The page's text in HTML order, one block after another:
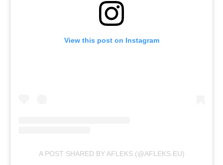
View this post on Instagram
A POST SHARED BY AFLEKS (@AFLEKS.EU)